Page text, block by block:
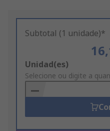
Subtotal (1 unidade)*
Add
to
Basket
Unidad(es)
Selecione ou digite a